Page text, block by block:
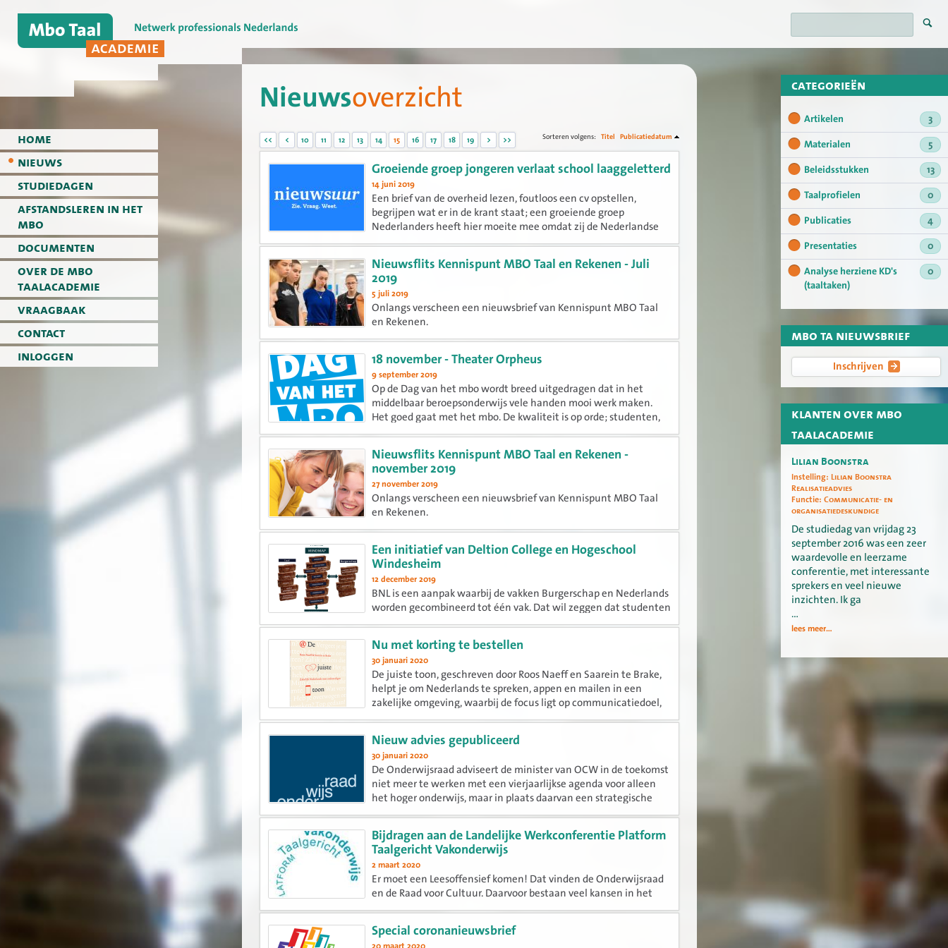
home
nieuws
studiedagen
afstandsleren in het
mbo
documenten
over de mbo
taalacademie
vraagbaak
contact
inloggen
categorieën
Artikelen
3
Materialen
5
Beleidsstukken
13
Taalprofielen
0
Publicaties
4
Presentaties
0
Analyse herziene KD's
(taaltaken)
0
mbo ta nieuwsbrief
Inschrijven
klanten over mbo
taalacademie
Lilian Boonstra
Instelling: Lilian Boonstra
Realisatieadvies
Functie: Communicatie- en
organisatiedeskundige
De studiedag van vrijdag 23
september 2016 was een zeer
waardevolle en leerzame
conferentie, met interessante
sprekers en veel nieuwe
inzichten. Ik ga
…
lees meer...
Nieuwsoverzicht
<< < 10 11 12 13 14 15 16 17 18 19 > >> Sorteren volgens: Titel Publicatiedatum
Groeiende groep jongeren verlaat school laaggeletterd
14 juni 2019
Een brief van de overheid lezen, foutloos een cv opstellen,
begrijpen wat er in de krant staat; een groeiende groep
Nederlanders heeft hier moeite mee omdat zij de Nederlandse
taal niet voldoende beheerst. Uit nieuw onderzoek van de
Stichting...
Nieuwsflits Kennispunt MBO Taal en Rekenen - Juli
2019
5 juli 2019
Onlangs verscheen een nieuwsbrief van Kennispunt MBO Taal
en Rekenen.
18 november - Theater Orpheus
9 september 2019
Op de Dag van het mbo wordt breed uitgedragen dat in het
middelbaar beroepsonderwijs vele handen mooi werk maken.
Het goed gaat met het mbo. De kwaliteit is op orde; studenten,
mbo-professionals en het bedrijfsleven zijn tevreden. Overal in
het land...
Nieuwsflits Kennispunt MBO Taal en Rekenen -
november 2019
27 november 2019
Onlangs verscheen een nieuwsbrief van Kennispunt MBO Taal
en Rekenen.
Een initiatief van Deltion College en Hogeschool
Windesheim
12 december 2019
BNL is een aanpak waarbij de vakken Burgerschap en Nederlands
worden gecombineerd tot één vak. Dat wil zeggen dat studenten
langere tijd (één periode) over een burgerschapsthema werken.
Tijdens het werken aan dat thema verwerven studenten
kennis...
Nu met korting te bestellen
30 januari 2020
De juiste toon, geschreven door Roos Naeff en Saarein te Brake,
helpt je om Nederlands te spreken, appen en mailen in een
zakelijke omgeving, waarbij de focus ligt op communicatiedoel,
toon en nuance.
Nieuw advies gepubliceerd
30 januari 2020
De Onderwijsraad adviseert de minister van OCW in de toekomst
niet meer te werken met een vierjaarlijkse agenda voor alleen
het hoger onderwijs, maar in plaats daarvan een strategische
visie te ontwikkelen voor het hele onderwijs.
Bijdragen aan de Landelijke Werkconferentie Platform
Taalgericht Vakonderwijs
2 maart 2020
Er moet een Leesoffensief komen! Dat vinden de Onderwijsraad
en de Raad voor Cultuur. Daarvoor bestaan veel kansen in het
onderwijs Nederlands, maar juist ook binnen de andere vakken.
Special coronanieuwsbrief